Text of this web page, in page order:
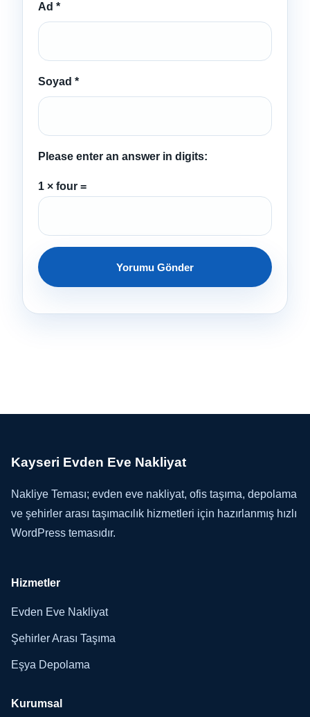
Ad *
Soyad *
Please enter an answer in digits:
1 × four =
Kayseri Evden Eve Nakliyat
Nakliye Teması; evden eve nakliyat, ofis taşıma, depolama
ve şehirler arası taşımacılık hizmetleri için hazırlanmış hızlı
WordPress temasıdır.
Hizmetler
Evden Eve Nakliyat
Şehirler Arası Taşıma
Eşya Depolama
Kurumsal